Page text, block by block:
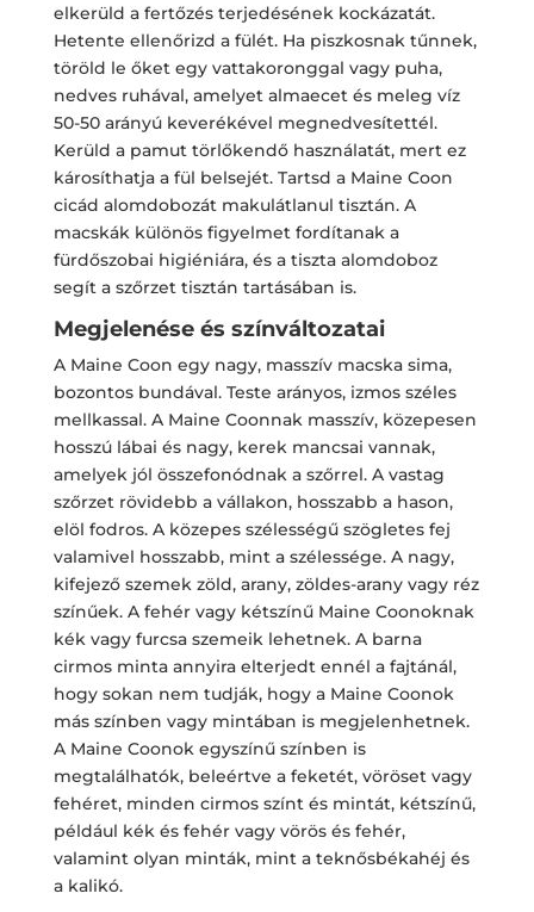
elkerüld a fertőzés terjedésének kockázatát.
Hetente ellenőrizd a fülét. Ha piszkosnak tűnnek,
töröld le őket egy vattakoronggal vagy puha,
nedves ruhával, amelyet almaecet és meleg víz
50-50 arányú keverékével megnedvesítettél.
Kerüld a pamut törlőkendő használatát, mert ez
károsíthatja a fül belsejét. Tartsd a Maine Coon
cicád alomdobozát makulátlanul tisztán. A
macskák különös figyelmet fordítanak a
fürdőszobai higiéniára, és a tiszta alomdoboz
segít a szőrzet tisztán tartásában is.
Megjelenése és színváltozatai
A Maine Coon egy nagy, masszív macska sima,
bozontos bundával. Teste arányos, izmos széles
mellkassal. A Maine Coonnak masszív, közepesen
hosszú lábai és nagy, kerek mancsai vannak,
amelyek jól összefonódnak a szőrrel. A vastag
szőrzet rövidebb a vállakon, hosszabb a hason,
elöl fodros. A közepes szélességű szögletes fej
valamivel hosszabb, mint a szélessége. A nagy,
kifejező szemek zöld, arany, zöldes-arany vagy réz
színűek. A fehér vagy kétszínű Maine Coonoknak
kék vagy furcsa szemeik lehetnek. A barna
cirmos minta annyira elterjedt ennél a fajtánál,
hogy sokan nem tudják, hogy a Maine Coonok
más színben vagy mintában is megjelenhetnek.
A Maine Coonok egyszínű színben is
megtalálhatók, beleértve a feketét, vöröset vagy
fehéret, minden cirmos színt és mintát, kétszínű,
például kék és fehér vagy vörös és fehér,
valamint olyan minták, mint a teknősbékahéj és
a kalikó.